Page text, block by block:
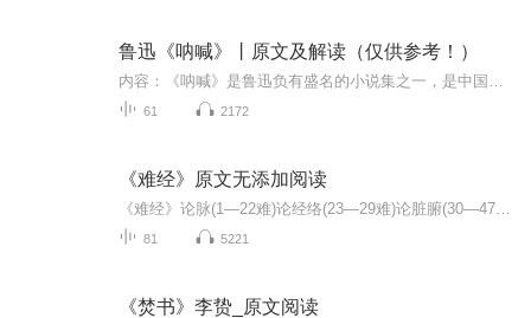
鲁迅《呐喊》丨原文及解读（仅供参考！）
61 2172
《难经》原文无添加阅读
81 5221
《焚书》李贽_原文阅读